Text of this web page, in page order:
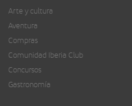
Arte y cultura
Aventura
Compras
Comunidad Iberia Club
Concursos
Gastronomía